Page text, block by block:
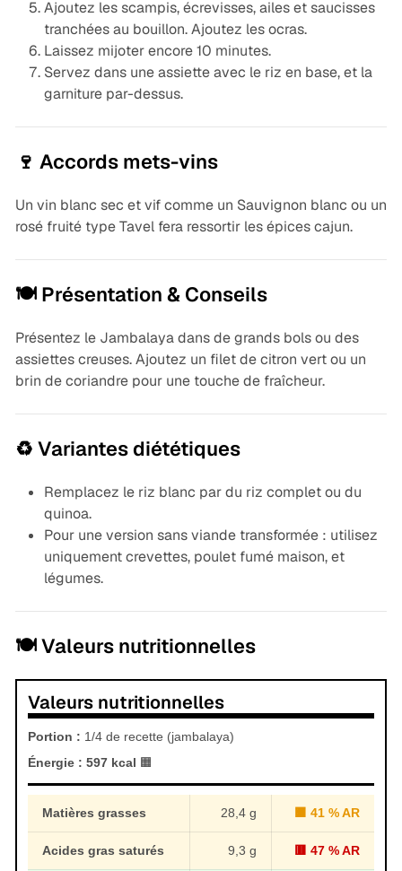
Ajoutez les scampis, écrevisses, ailes et saucisses
tranchées au bouillon. Ajoutez les ocras.
Laissez mijoter encore 10 minutes.
Servez dans une assiette avec le riz en base, et la
garniture par-dessus.
🍷 Accords mets-vins
Un vin blanc sec et vif comme un Sauvignon blanc ou un
rosé fruité type Tavel fera ressortir les épices cajun.
🍽️ Présentation & Conseils
Présentez le Jambalaya dans de grands bols ou des
assiettes creuses. Ajoutez un filet de citron vert ou un
brin de coriandre pour une touche de fraîcheur.
♻️ Variantes diététiques
Remplacez le riz blanc par du riz complet ou du
quinoa.
Pour une version sans viande transformée : utilisez
uniquement crevettes, poulet fumé maison, et
légumes.
🍽️ Valeurs nutritionnelles
Valeurs nutritionnelles
Portion : 1/4 de recette (jambalaya)
Énergie : 597 kcal 🟧
Matières grasses 28,4 g 🟧 41 % AR
Acides gras saturés 9,3 g 🟥 47 % AR